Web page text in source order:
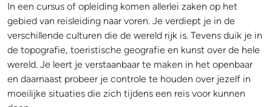
In een cursus of opleiding komen allerlei zaken op het
gebied van reisleiding naar voren. Je verdiept je in de
verschillende culturen die de wereld rijk is. Tevens duik je in
de topografie, toeristische geografie en kunst over de hele
wereld. Je leert je verstaanbaar te maken in het openbaar
en daarnaast probeer je controle te houden over jezelf in
moeilijke situaties die zich tijdens een reis voor kunnen